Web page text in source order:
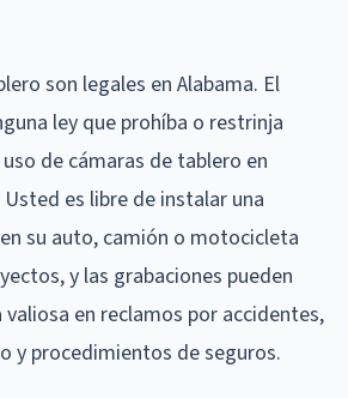
son legales en Alabama. El
ley que prohíba o restrinja
de cámaras de tablero en
es libre de instalar una
su auto, camión o motocicleta
y las grabaciones pueden
en reclamos por accidentes,
y procedimientos de seguros.